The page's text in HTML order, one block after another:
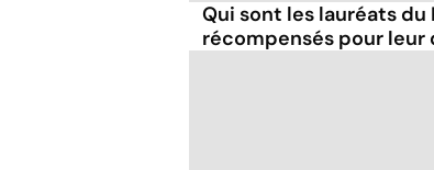
Qui sont les lauréats
récompensés pour leur